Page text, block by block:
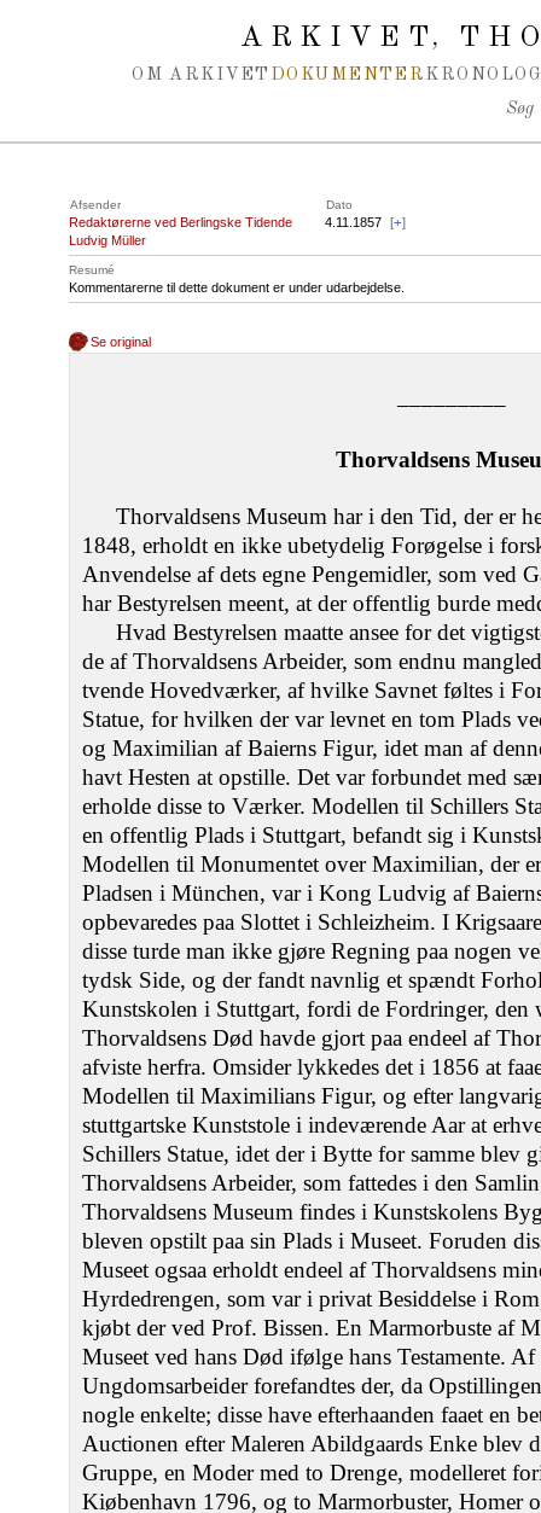
ARKIVET,
OM ARKIVET DOKUMENTER
Søg
Afsender Dato
Redaktørerne ved Berlingske Tidende
Ludvig Müller
4.11.1857 [+]
Resumé
Kommentarerne til dette dokument er under udarbejdelse.
Se original
–––––––––
Thorvaldsens
Thorvaldsens Museum har i den Tid, der er
1848, erholdt en ikke ubetydelig Forøgelse i
Anvendelse af dets egne Pengemidler, som ved
har Bestyrelsen meent, at der offentlig burde
Hvad Bestyrelsen maatte ansee for det
de af Thorvaldsens Arbeider, som endnu
tvende Hovedværker, af hvilke Savnet føltes i
Statue, for hvilken der var levnet en tom Plads
og Maximilian af Baierns Figur, idet man af
havt Hesten at opstille. Det var forbundet med
erholde disse to Værker. Modellen til Schillers
en offentlig Plads i Stuttgart, befandt sig i
Modellen til Monumentet over Maximilian, der
Pladsen i München, var i Kong Ludvig af
opbevaredes paa Slottet i Schleizheim. I
disse turde man ikke gjøre Regning paa nogen
tydsk Side, og der fandt navnlig et spændt
Kunstskolen i Stuttgart, fordi de Fordringer, den
Thorvaldsens Død havde gjort paa endeel af
afviste herfra. Omsider lykkedes det i 1856 at
Modellen til Maximilians Figur, og efter
stuttgartske Kunststole i indeværende Aar at
Schillers Statue, idet der i Bytte for samme blev
Thorvaldsens Arbeider, som fattedes i den
Thorvaldsens Museum findes i Kunstskolens
bleven opstilt paa sin Plads i Museet. Foruden
Museet ogsaa erholdt endeel af Thorvaldsens
Hyrdedrengen, som var i privat Besiddelse i
kjøbt der ved Prof. Bissen. En Marmorbuste af
Museet ved hans Død ifølge hans Testamente.
Ungdomsarbeider forefandtes der, da
nogle enkelte; disse have efterhaanden faaet en
Auctionen efter Maleren Abildgaards Enke blev
Gruppe, en Moder med to Drenge, modelleret
Kiøbenhavn 1796, og to Marmorbuster, Homer